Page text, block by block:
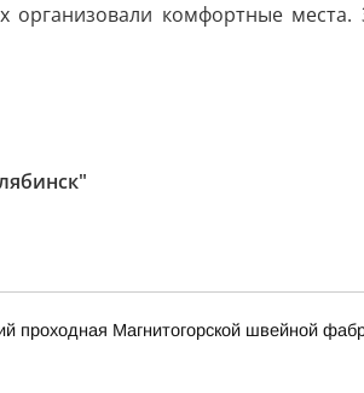
комфортные
проходная Магнитогорской швейной